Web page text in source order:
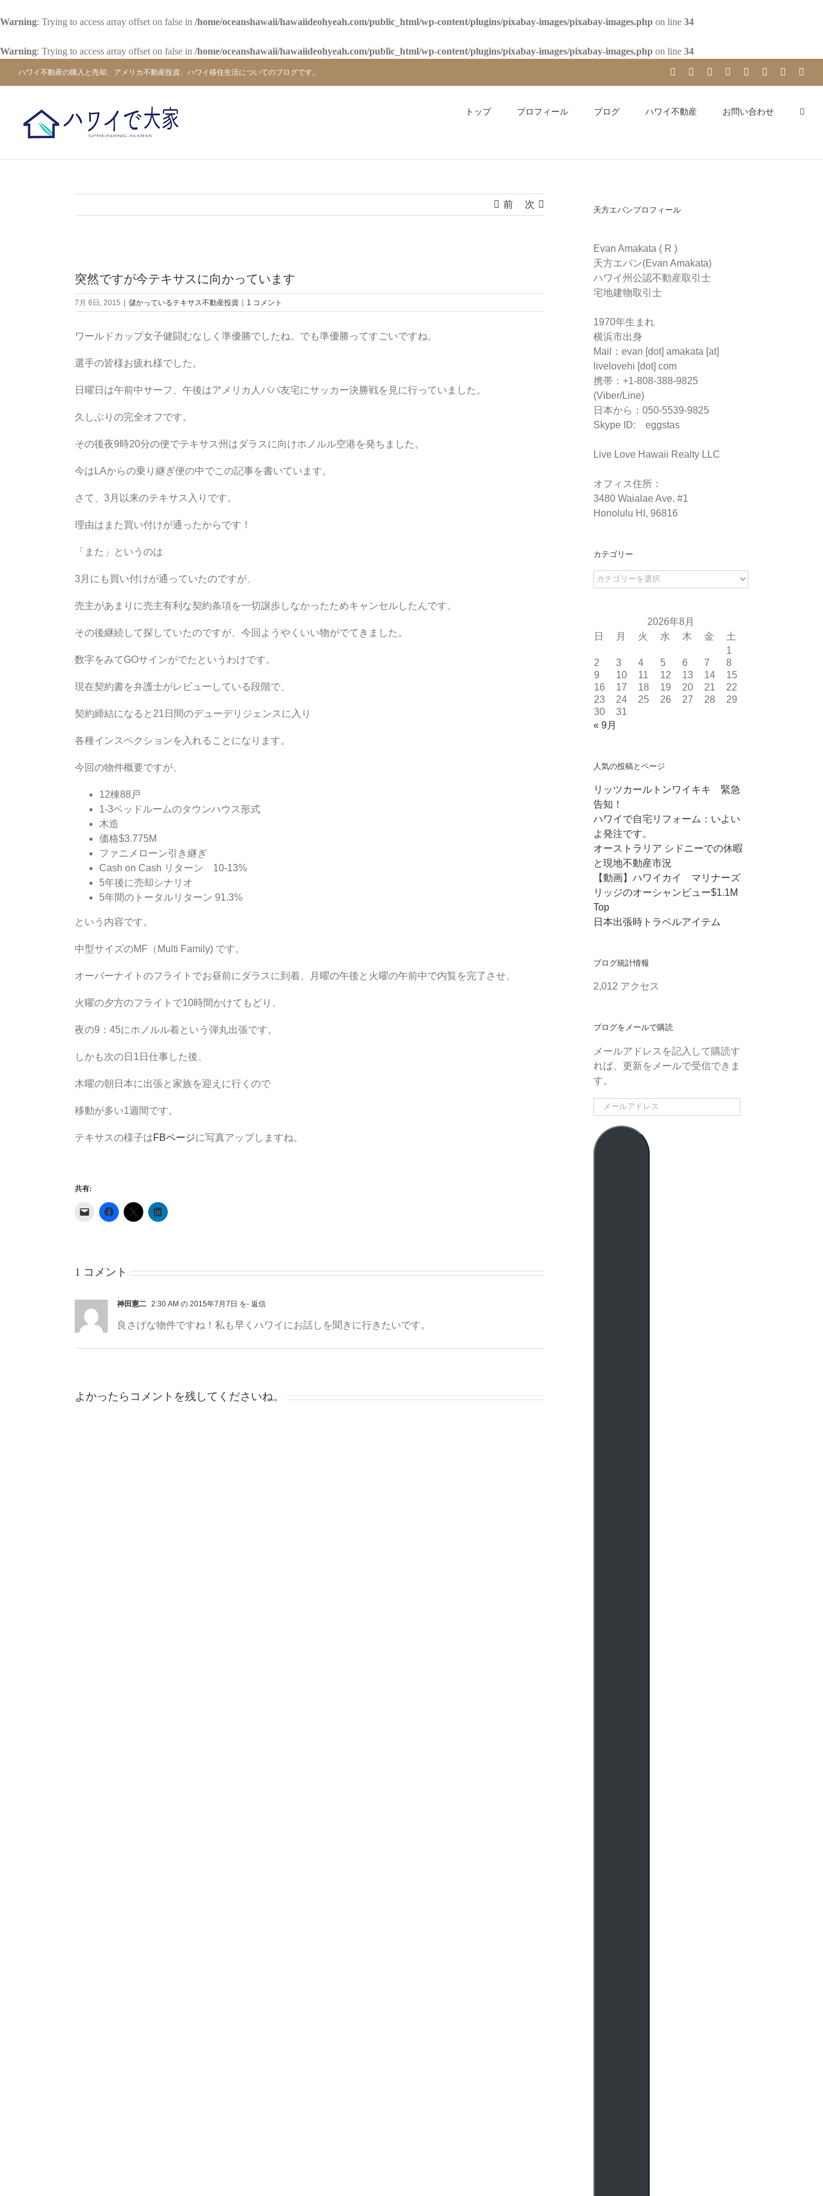
Warning: Trying to access array offset on false in /home/oceanshawaii/hawaiideohyeah.com/public_html/wp-content/plugins/pixabay-images/pixabay-images.php on line 34
Warning: Trying to access array offset on false in /home/oceanshawaii/hawaiideohyeah.com/public_html/wp-content/plugins/pixabay-images/pixabay-images.php on line 34
ハワイ不動産の購入と売却、アメリカ不動産投資、ハワイ移住生活についてのブログです。 YouTubeFacebookInstagramLinkedIn
Skype PinterestTumblr
トップ プロフィール ブログ ハワイ不動産 お問い合わせ
前 次
Larger
Image
突然ですが今テキサスに向かっています
7月 6日, 2015 儲かっているテキサス不動産投資 1 コメント
ワールドカップ女子健闘むなしく準優勝でしたね。でも準優勝ってすごいですね。
選手の皆様お疲れ様でした。
日曜日は午前中サーフ、午後はアメリカ人パパ友宅にサッカー決勝戦を見に行っていました。
久しぶりの完全オフです。
その後夜9時20分の便でテキサス州はダラスに向けホノルル空港を発ちました。
今はLAからの乗り継ぎ便の中でこの記事を書いています。
さて、3月以来のテキサス入りです。
理由はまた買い付けが通ったからです！
「また」というのは
3月にも買い付けが通っていたのですが、
売主があまりに売主有利な契約条項を一切譲歩しなかったためキャンセルしたんです。
その後継続して探していたのですが、今回ようやくいい物がでてきました。
数字をみてGOサインがでたというわけです。
現在契約書を弁護士がレビューしている段階で、
契約締結になると21日間のデューデリジェンスに入り
各種インスペクションを入れることになります。
今回の物件概要ですが、
12棟88戸
1-3ベッドルームのタウンハウス形式
木造
価格$3.775M
ファニメローン引き継ぎ
Cash on Cash リターン 10-13%
5年後に売却シナリオ
5年間のトータルリターン 91.3%
という内容です。
中型サイズのMF（Multi Family) です。
オーバーナイトのフライトでお昼前にダラスに到着、月曜の午後と火曜の午前中で内覧を完了させ、
火曜の夕方のフライトで10時間かけてもどり、
夜の9：45にホノルル着という弾丸出張です。
しかも次の日1日仕事した後、
木曜の朝日本に出張と家族を迎えに行くので
移動が多い1週間です。
テキサスの様子はFBページに写真アップしますね。
共有:
1 コメント
神田憲二 2:30 AM の 2015年7月7日 を- 返信
良さげな物件ですね！私も早くハワイにお話しを聞きに行きたいです。
よかったらコメントを残してくださいね。
天方エバンプロフィール
Evan Amakata ( R )
天方エバン(Evan Amakata)
ハワイ州公認不動産取引士
宅地建物取引士
1970年生まれ
横浜市出身
Mail：evan [dot] amakata [at]
livelovehi [dot] com
携帯：+1-808-388-9825
(Viber/Line)
日本から：050-5539-9825
Skype ID: eggstas
Live Love Hawaii Realty LLC
オフィス住所：
3480 Waialae Ave. #1
Honolulu HI, 96816
カテゴリー
カ
テ
ー
2026年8月
日
月 火 水 木 金
土
1
2
3 4 5 6 7
8
9
10 11 12 13 14
15
16
17 18 19 20 21
22
23
24 25 26 27 28
29
30
31
« 9月
人気の投稿とページ
リッツカールトンワイキキ 緊急
告知！
ハワイで自宅リフォーム：いよい
よ発注です。
オーストラリア シドニーでの休暇
と現地不動産市況
【動画】ハワイカイ マリナーズ
リッジのオーシャンビュー$1.1M
Top
日本出張時トラベルアイテム
ブログ統計情報
2,012 アクセス
ブログをメールで購読
メールアドレスを記入して購読す
れば、更新をメールで受信できま
す。
ー
ル
ア